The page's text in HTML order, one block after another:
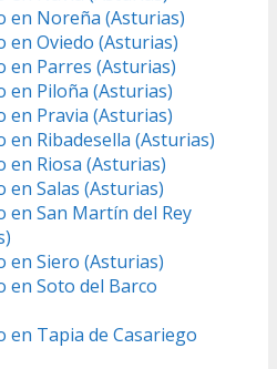
en Noreña (Asturias)
en Oviedo (Asturias)
en Parres (Asturias)
en Piloña (Asturias)
en Pravia (Asturias)
en Ribadesella (Asturias)
en Riosa (Asturias)
en Salas (Asturias)
en San Martín del Rey
en Siero (Asturias)
en Soto del Barco
en Tapia de Casariego